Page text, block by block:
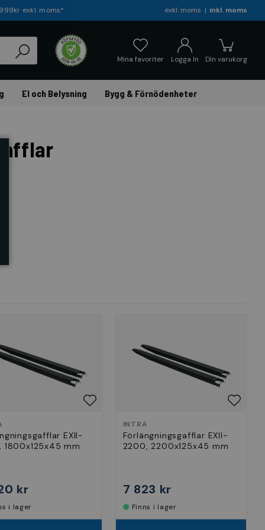
exkl. moms inkl. moms
exkl. moms*
Din varukorg
Logga In
Mina favoriter
El och Belysning Bygg & Förnödenheter
EXII-
1800x125x45 mm
kr
i lager
INTRA
Förlängningsgafflar EXII-
2200, 2200x125x45 mm
7 823 kr
Finns i lager